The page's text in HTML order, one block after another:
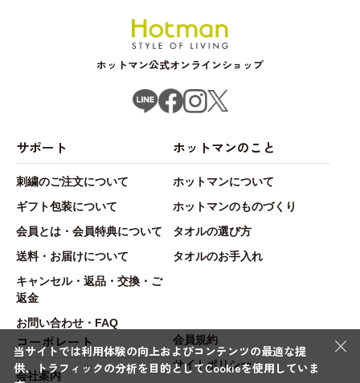
ホットマン公式オンラインショップ
サポート
刺繍のご注文について
ギフト包装について
会員とは・会員特典について
送料・お届けについて
キャンセル・返品・交換・ご
返金
お問い合わせ・FAQ
ホットマンのこと
ホットマンについて
ホットマンのものづくり
タオルの選び方
タオルのお手入れ
コーポレート
会社案内
会員規約
サイトポリシー
×
当サイトでは利用体験の向上およびコンテンツの最適な提
供、トラフィックの分析を目的としてCookieを使用していま